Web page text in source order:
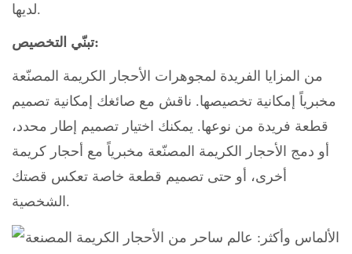
لديها.
تبنّي التخصيص:
من المزايا الفريدة لمجوهرات الأحجار الكريمة المصنّعة
مخبرياً إمكانية تخصيصها. ناقش مع صائغك إمكانية تصميم
قطعة فريدة من نوعها. يمكنك اختيار تصميم إطار محدد،
أو دمج الأحجار الكريمة المصنّعة مخبرياً مع أحجار كريمة
أخرى، أو حتى تصميم قطعة خاصة تعكس قصتك
الشخصية.